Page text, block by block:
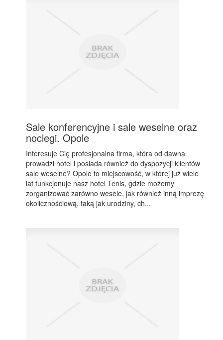
Sale konferencyjne i sale weselne oraz
noclegi. Opole
Interesuje Cię profesjonalna firma, która od dawna
prowadzi hotel i posiada również do dyspozycji klientów
sale weselne? Opole to miejscowość, w której już wiele
lat funkcjonuje nasz hotel Tenis, gdzie możemy
zorganizować zarówno wesele, jak również inną imprezę
okolicznościową, taką jak urodziny, ch...